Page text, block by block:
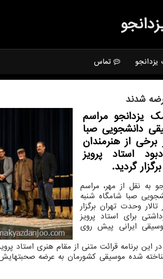
یزدانجو تماس
شدند
یزدانجو مراسم
دانشجویی صبا
از هنرمندان
استاد پرویز
گردید.
به نقل از مهر، مراسم
صبا شامگاه شنبه
وحدت تهران برگزار
برای استاد پرویز
ایرانی پیش روی
برنامه قرائت متنی از مقام هنری استاد
شده موسیقی كشورمان به عرضه صحبتهایش